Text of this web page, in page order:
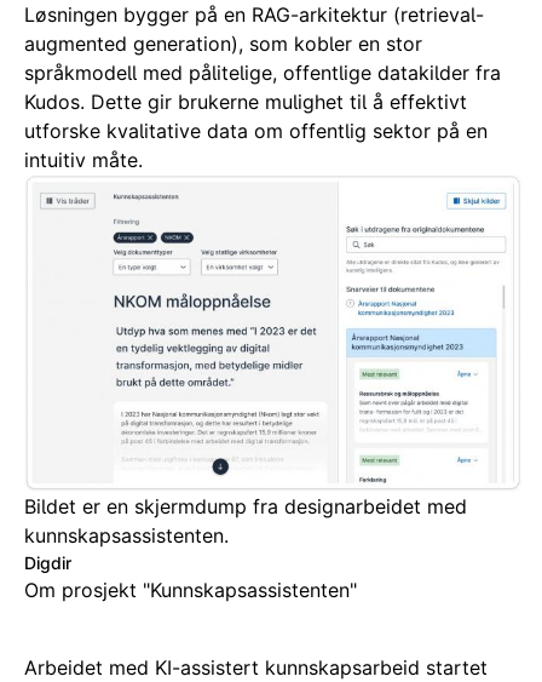
Løsningen bygger på en RAG-arkitektur (retrieval-
augmented generation), som kobler en stor
språkmodell med pålitelige, offentlige datakilder fra
Kudos. Dette gir brukerne mulighet til å effektivt
utforske kvalitative data om offentlig sektor på en
intuitiv måte.
Bildet er en skjermdump fra designarbeidet med
kunnskapsassistenten.
Digdir
Om prosjekt "Kunnskapsassistenten"
Arbeidet med KI-assistert kunnskapsarbeid startet